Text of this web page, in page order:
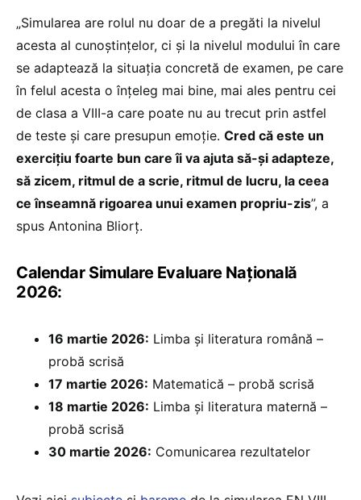
„Simularea are rolul nu doar de a pregăti la nivelul
acesta al cunoștințelor, ci și la nivelul modului în care
se adaptează la situația concretă de examen, pe care
în felul acesta o înțeleg mai bine, mai ales pentru cei
de clasa a VIII-a care poate nu au trecut prin astfel
de teste și care presupun emoție. Cred că este un
exercițiu foarte bun care îi va ajuta să-și adapteze,
să zicem, ritmul de a scrie, ritmul de lucru, la ceea
ce înseamnă rigoarea unui examen propriu-zis”, a
spus Antonina Bliorț.
Calendar Simulare Evaluare Națională
2026:
16 martie 2026: Limba și literatura română –
probă scrisă
17 martie 2026: Matematică – probă scrisă
18 martie 2026: Limba și literatura maternă –
probă scrisă
30 martie 2026: Comunicarea rezultatelor